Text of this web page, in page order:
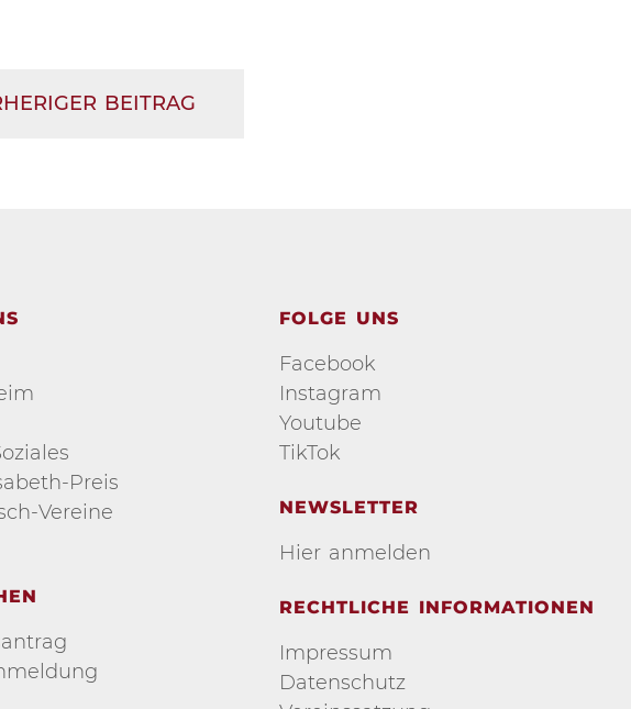
BEITRAG
Preis
Vereine
FOLGE UNS
Facebook
Instagram
Youtube
TikTok
NEWSLETTER
Hier anmelden
RECHTLICHE INFORMATIONEN
Impressum
Datenschutz